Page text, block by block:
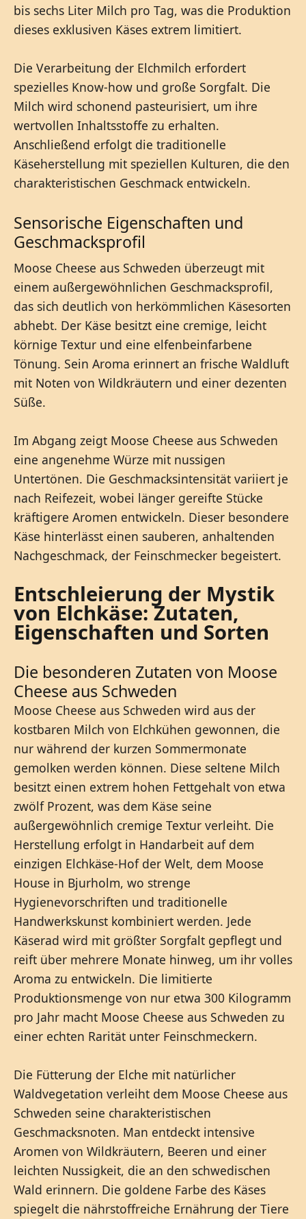
bis sechs Liter Milch pro Tag, was die Produktion
dieses exklusiven Käses extrem limitiert.
Die Verarbeitung der Elchmilch erfordert
spezielles Know-how und große Sorgfalt. Die
Milch wird schonend pasteurisiert, um ihre
wertvollen Inhaltsstoffe zu erhalten.
Anschließend erfolgt die traditionelle
Käseherstellung mit speziellen Kulturen, die den
charakteristischen Geschmack entwickeln.
Sensorische Eigenschaften und
Geschmacksprofil
Moose Cheese aus Schweden überzeugt mit
einem außergewöhnlichen Geschmacksprofil,
das sich deutlich von herkömmlichen Käsesorten
abhebt. Der Käse besitzt eine cremige, leicht
körnige Textur und eine elfenbeinfarbene
Tönung. Sein Aroma erinnert an frische Waldluft
mit Noten von Wildkräutern und einer dezenten
Süße.
Im Abgang zeigt Moose Cheese aus Schweden
eine angenehme Würze mit nussigen
Untertönen. Die Geschmacksintensität variiert je
nach Reifezeit, wobei länger gereifte Stücke
kräftigere Aromen entwickeln. Dieser besondere
Käse hinterlässt einen sauberen, anhaltenden
Nachgeschmack, der Feinschmecker begeistert.
Entschleierung der Mystik
von Elchkäse: Zutaten,
Eigenschaften und Sorten
Die besonderen Zutaten von Moose
Cheese aus Schweden
Moose Cheese aus Schweden wird aus der
kostbaren Milch von Elchkühen gewonnen, die
nur während der kurzen Sommermonate
gemolken werden können. Diese seltene Milch
besitzt einen extrem hohen Fettgehalt von etwa
zwölf Prozent, was dem Käse seine
außergewöhnlich cremige Textur verleiht. Die
Herstellung erfolgt in Handarbeit auf dem
einzigen Elchkäse-Hof der Welt, dem Moose
House in Bjurholm, wo strenge
Hygienevorschriften und traditionelle
Handwerkskunst kombiniert werden. Jede
Käserad wird mit größter Sorgfalt gepflegt und
reift über mehrere Monate hinweg, um ihr volles
Aroma zu entwickeln. Die limitierte
Produktionsmenge von nur etwa 300 Kilogramm
pro Jahr macht Moose Cheese aus Schweden zu
einer echten Rarität unter Feinschmeckern.
Die Fütterung der Elche mit natürlicher
Waldvegetation verleiht dem Moose Cheese aus
Schweden seine charakteristischen
Geschmacksnoten. Man entdeckt intensive
Aromen von Wildkräutern, Beeren und einer
leichten Nussigkeit, die an den schwedischen
Wald erinnern. Die goldene Farbe des Käses
spiegelt die nährstoffreiche Ernährung der Tiere